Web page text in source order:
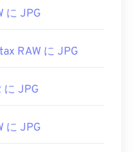
ツールをご利用くだ
Group
に JPG
RAW に JPG
に JPG
に JPG